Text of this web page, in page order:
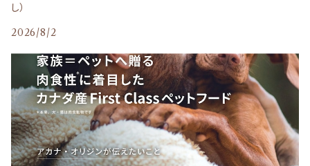
シニア
免疫ケア
その他
Haere Mai(ハレマエ)
バリアサプリ
NY BON BONE(ニューヨークボンボーン)
自然流
komachi-（コマチナ）：アクシエ
Bon・rupa（ボンルパ）
Humming Dog（ハミングドッグ）
し）
2026/8/2